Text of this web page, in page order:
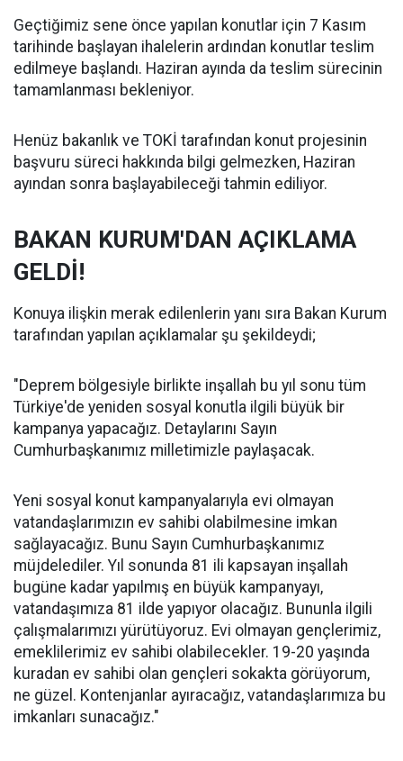
Geçtiğimiz sene önce yapılan konutlar için 7 Kasım
tarihinde başlayan ihalelerin ardından konutlar teslim
edilmeye başlandı. Haziran ayında da teslim sürecinin
tamamlanması bekleniyor.
Henüz bakanlık ve TOKİ tarafından konut projesinin
başvuru süreci hakkında bilgi gelmezken, Haziran
ayından sonra başlayabileceği tahmin ediliyor.
BAKAN KURUM'DAN AÇIKLAMA
GELDİ!
Konuya ilişkin merak edilenlerin yanı sıra Bakan Kurum
tarafından yapılan açıklamalar şu şekildeydi;
"Deprem bölgesiyle birlikte inşallah bu yıl sonu tüm
Türkiye'de yeniden sosyal konutla ilgili büyük bir
kampanya yapacağız. Detaylarını Sayın
Cumhurbaşkanımız milletimizle paylaşacak.
Yeni sosyal konut kampanyalarıyla evi olmayan
vatandaşlarımızın ev sahibi olabilmesine imkan
sağlayacağız. Bunu Sayın Cumhurbaşkanımız
müjdelediler. Yıl sonunda 81 ili kapsayan inşallah
bugüne kadar yapılmış en büyük kampanyayı,
vatandaşımıza 81 ilde yapıyor olacağız. Bununla ilgili
çalışmalarımızı yürütüyoruz. Evi olmayan gençlerimiz,
emeklilerimiz ev sahibi olabilecekler. 19-20 yaşında
kuradan ev sahibi olan gençleri sokakta görüyorum,
ne güzel. Kontenjanlar ayıracağız, vatandaşlarımıza bu
imkanları sunacağız."